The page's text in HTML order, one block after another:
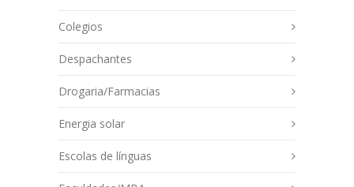
Colegios
Despachantes
Drogaria/Farmacias
Energia solar
Escolas de línguas